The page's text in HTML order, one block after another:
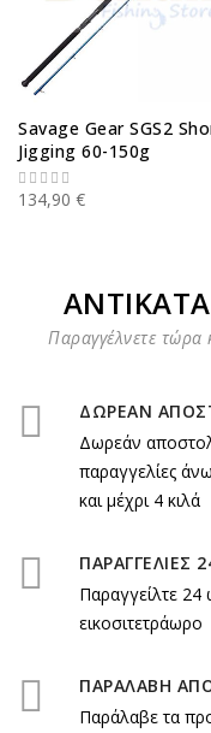
Savage Gear SGS2
Jigging 60-150g
134,90 €
Παραγγέλνετε τώρα
ΔΩΡΕΑΝ
Δωρεάν
παραγγελίες
και μέχρι 4 κιλά
ΠΑΡΑΓΓΕΛΙΕΣ
Παραγγείλτε 24
εικοσιτετράωρο
ΠΑΡΑΛΑΒΗ
Παράλαβε τα